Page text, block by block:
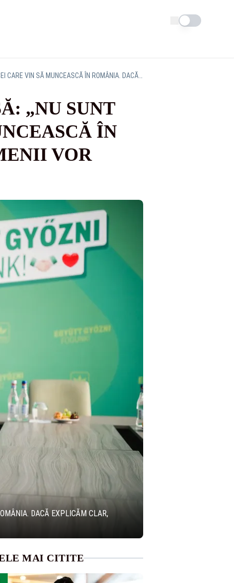
Schimba tema
KELEMEN HUNOR, ATAC LA DAN TĂNASĂ: „NU SUNT DUȘMANII NOȘTRI CEI CARE VIN SĂ MUNCEASCĂ ÎN ROMÂNIA. DACĂ EXPLICĂM CLAR, OAMENII VOR ÎNȚELEGE”
„NU SUNT
ÎN
VOR
DACĂ EXPLICĂM CLAR,
MAI CITITE